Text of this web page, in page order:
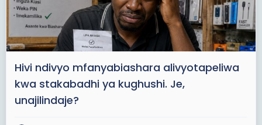
Hivi ndivyo mfanyabiashara alivyotapeliwa
kwa stakabadhi ya kughushi. Je,
unajilindaje?